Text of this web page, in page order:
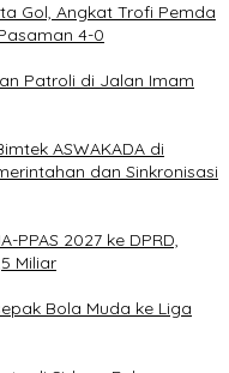
Gol, Angkat Trofi Pemda
4-0
Patroli di Jalan Imam
ASWAKADA di
dan Sinkronisasi
PPAS 2027 ke DPRD,
Miliar
Bola Muda ke Liga